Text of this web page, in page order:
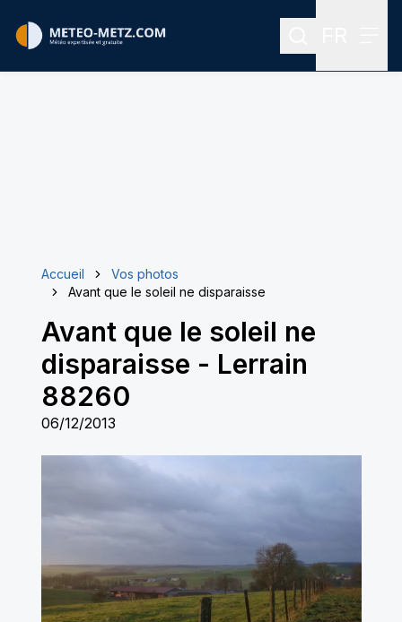
Rechercher
Accueil
Vos photos
Avant que le soleil ne disparaisse
Avant que le soleil ne
disparaisse - Lerrain
88260
06/12/2013